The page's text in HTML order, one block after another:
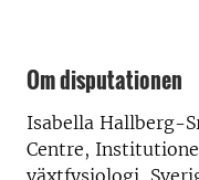
Om disputationen
Isabella Hallberg-
Centre,
växtfysiologi,